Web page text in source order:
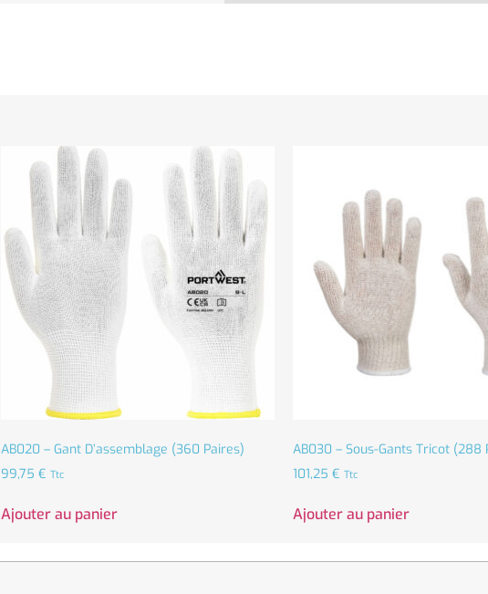
AB020 – Gant D’assemblage (360 Paires)
99,75 € Ttc
Ajouter au panier
AB030 – Sous-Gants Tricot (288
101,25 € Ttc
Ajouter au panier